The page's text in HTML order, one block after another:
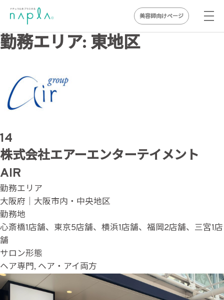
Skip
to
美容師向けページ
勤務エリア: 東地区
14
株式会社エアーエンターテイメント
AIR
勤務エリア
大阪府｜大阪市内・中央地区
勤務地
心斎橋1店舗、東京5店舗、横浜1店舗、福岡2店舗、三宮1店
舗
サロン形態
ヘア専門, ヘア・アイ両方